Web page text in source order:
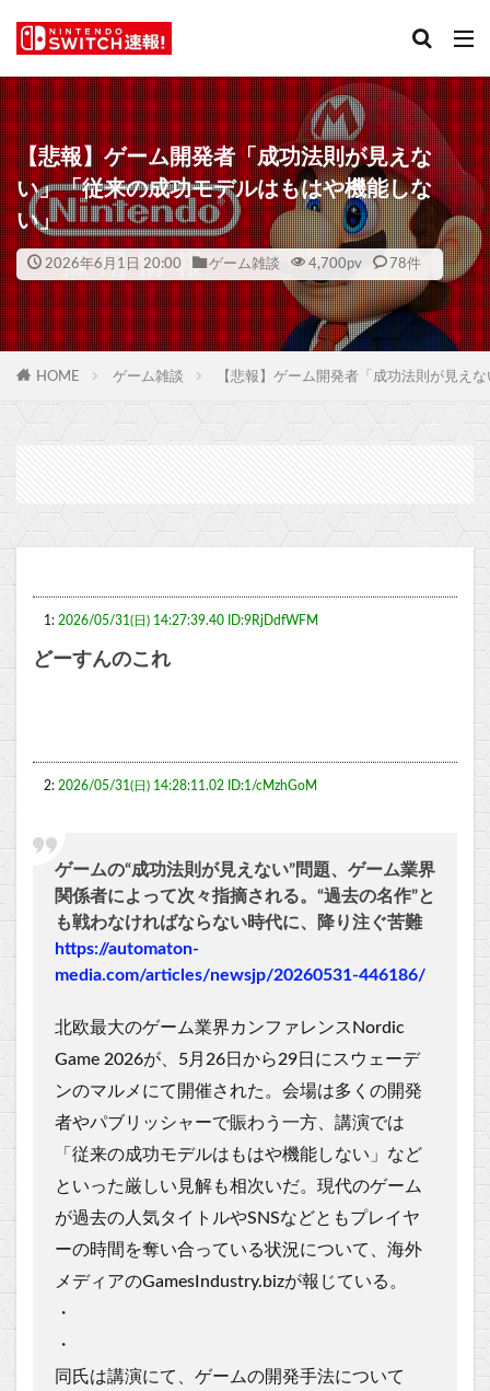
【悲報】ゲーム開発者「成功法則が見えな
い」「従来の成功モデルはもはや機能しな
い」
2026年6月1日 20:00 ゲーム雑談 4,700pv 78件
HOME ゲーム雑談 【悲報】ゲーム開発者「成功法則が見え
1: 2026/05/31(日) 14:27:39.40 ID:9RjDdfWFM
どーすんのこれ
2: 2026/05/31(日) 14:28:11.02 ID:1/cMzhGoM
ゲームの“成功法則が見えない”問題、ゲーム業界
関係者によって次々指摘される。“過去の名作”と
も戦わなければならない時代に、降り注ぐ苦難
https://automaton-
media.com/articles/newsjp/20260531-446186/
北欧最大のゲーム業界カンファレンスNordic
Game 2026が、5月26日から29日にスウェーデ
ンのマルメにて開催された。会場は多くの開発
者やパブリッシャーで賑わう一方、講演では
「従来の成功モデルはもはや機能しない」など
といった厳しい見解も相次いだ。現代のゲーム
が過去の人気タイトルやSNSなどともプレイヤ
ーの時間を奪い合っている状況について、海外
メディアのGamesIndustry.bizが報じている。
・
・
同氏は講演にて、ゲームの開発手法について